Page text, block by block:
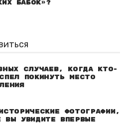
бабок»?
случаев, когда кто-
покинуть место
фотографии,
вы увидите впервые